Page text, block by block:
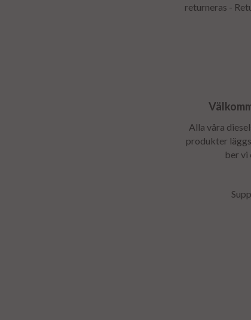
returneras -
Alla våra
produkter
ber vi